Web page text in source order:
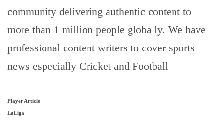
community delivering authentic content to
more than 1 million people globally. We have
professional content writers to cover sports
news especially Cricket and Football
Player Article
LaLiga